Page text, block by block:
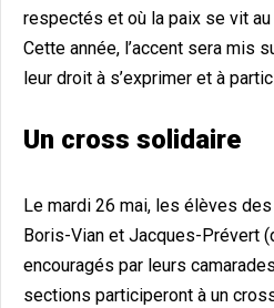
respectés et où la paix se vit au
Cette année, l’accent sera mis
leur droit à s’exprimer et à
Un cross solidaire
Le mardi 26 mai, les élèves
Boris-Vian et Jacques-Prévert
encouragés par leurs
sections participeront à un